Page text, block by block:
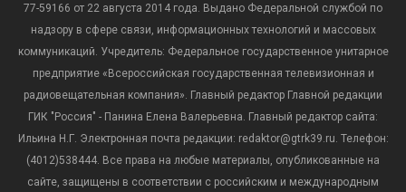
77-59166 от 22 августа 2014 года. Выдано Федеральной службой по
надзору в сфере связи, информационных технологий и массовых
коммуникаций. Учредитель: Федеральное государственное унитарное
предприятие «Всероссийская государственная телевизионная и
радиовещательная компания». Главный редактор Главной редакции
ГИК "Россия" - Панина Елена Валерьевна. Главный редактор сайта:
Ильина Н.Г. Электронная почта редакции: redaktor@gtrk39.ru. Телефон:
(4012)538444. Все права на любые материалы, опубликованные на
сайте, защищены в соответствии с российским и международным